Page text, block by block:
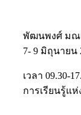
7- 9 มิถุนายน
เวลา
การเรียนรู้แห่